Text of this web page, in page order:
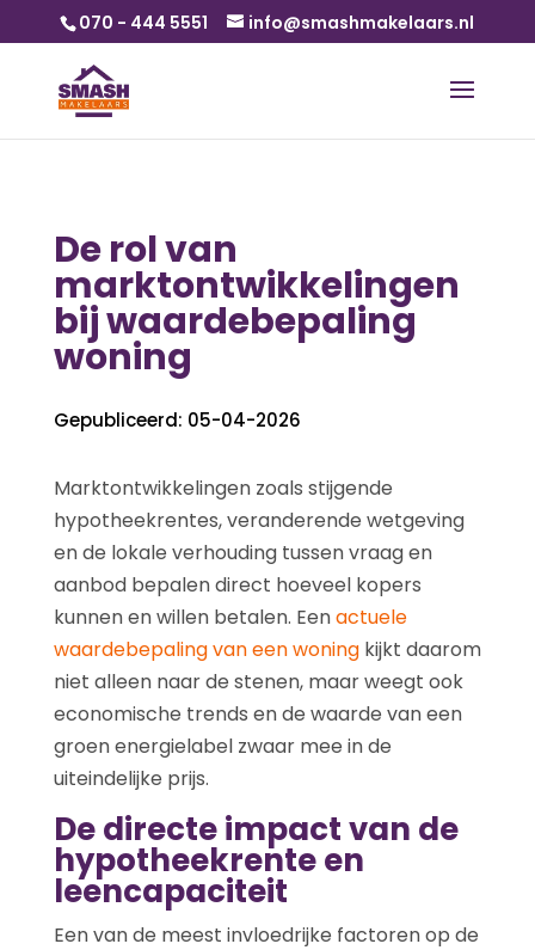
070 - 444 5551 info@smashmakelaars.nl
De rol van
marktontwikkelingen
bij waardebepaling
woning
Gepubliceerd: 05-04-2026
Marktontwikkelingen zoals stijgende
hypotheekrentes, veranderende wetgeving
en de lokale verhouding tussen vraag en
aanbod bepalen direct hoeveel kopers
kunnen en willen betalen. Eenactuele
waardebepaling van een woningkijkt daarom
niet alleen naar de stenen, maar weegt ook
economische trends en de waarde van een
groen energielabel zwaar mee in de
uiteindelijke prijs.
De directe impact van de
hypotheekrente en
leencapaciteit
Een van de meest invloedrijke factoren op de